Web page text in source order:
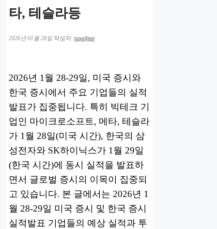
타, 테슬라등
2026년 01월 28일 작성자: jungiljun
2026년 1월 28-29일, 미국 증시와
한국 증시에서 주요 기업들의 실적
발표가 집중됩니다. 특히 빅테크 기
업인 마이크로소프트, 메타, 테슬라
가 1월 28일(미국 시간), 한국의 삼
성전자와 SK하이닉스가 1월 29일
(한국 시간)에 동시 실적을 발표하
면서 글로벌 증시의 이목이 집중되
고 있습니다. 본 글에서는 2026년 1
월 28-29일 미국 증시 및 한국 증시
실적발표 기업들의 예상 실적과 투